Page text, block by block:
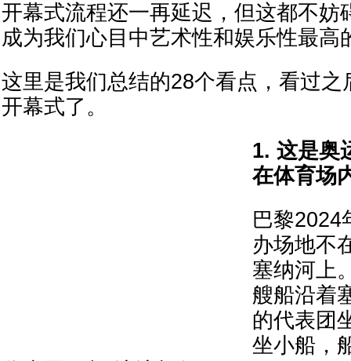
开幕式流程还一再延迟，但这都不妨
成为我们心目中艺术性和娱乐性最高
这里是我们总结的28个看点，看过之
开幕式了。
1. 这是奥
在体育场
巴黎2024
办场地不
塞纳河上
艘船沿着
的代表团
坐小船，